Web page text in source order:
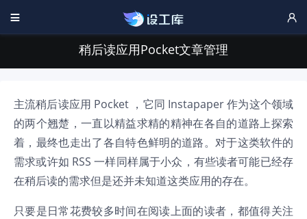
 
稍后读应用Pocket文章管理
主流稍后读应用 Pocket ，它同 Instapaper 作为这个领域
的两个翘楚，一直以精益求精的精神在各自的道路上探索
着，最终也走出了各自特色鲜明的道路。对于这类软件的
需求或许如 RSS 一样同样属于小众，有些读者可能已经存
在稍后读的需求但是还并未知道这类应用的存在。
只要是日常花费较多时间在阅读上面的读者，都值得关注